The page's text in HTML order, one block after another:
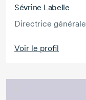
Sévrine Labelle
Directrice générale
Voir le profil